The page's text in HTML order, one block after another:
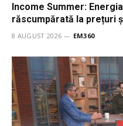
Income Summer:
răscumpărată la prețuri
8 AUGUST 2026 EM360